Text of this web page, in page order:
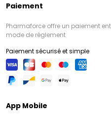
Paiement
Pharmaforce offre un paiement
mode de règlement
Paiement sécurisé et simple
App Mobile